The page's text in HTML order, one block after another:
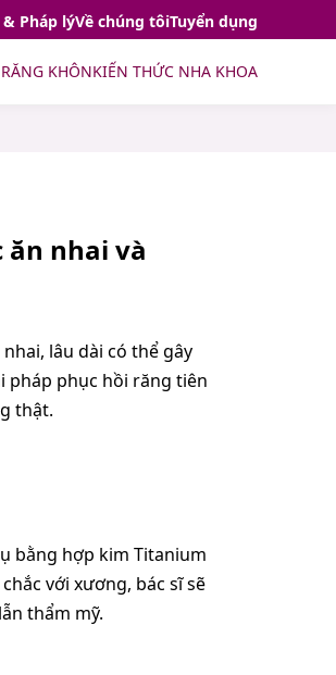
Pháp lýVề chúng tôiTuyển dụng
KHÔNKIẾN THỨC NHA KHOA
ăn nhai và
lâu dài có thể gây
pháp phục hồi răng tiên
thật.
bằng hợp kim Titanium
với xương, bác sĩ sẽ
thẩm mỹ.